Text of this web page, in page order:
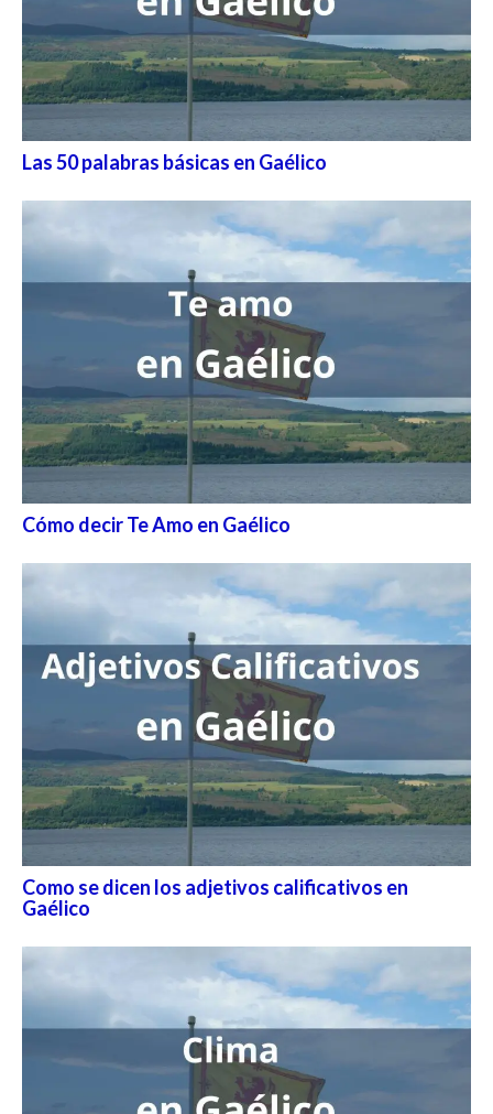
Las 50 palabras básicas en Gaélico
Cómo decir Te Amo en Gaélico
Como se dicen los adjetivos calificativos en
Gaélico